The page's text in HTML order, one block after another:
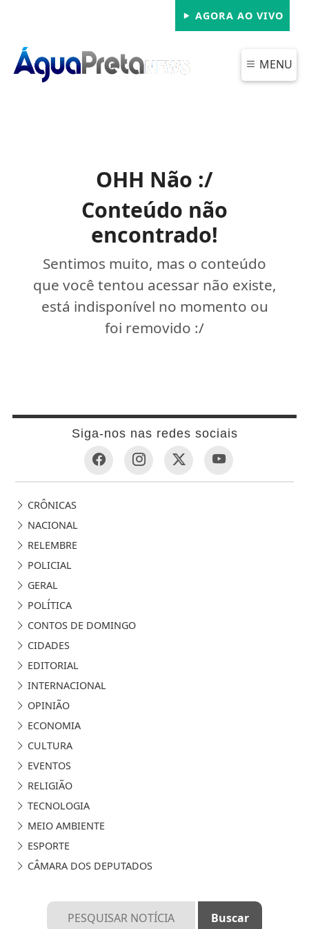
AGORA AO VIVO
MENU
OHH Não :/
Conteúdo não
encontrado!
Sentimos muito, mas o conteúdo
que você tentou acessar não existe,
está indisponível no momento ou
foi removido :/
Siga-nos nas redes sociais
CRÔNICAS
NACIONAL
RELEMBRE
POLICIAL
GERAL
POLÍTICA
CONTOS DE DOMINGO
CIDADES
EDITORIAL
INTERNACIONAL
OPINIÃO
ECONOMIA
CULTURA
EVENTOS
RELIGIÃO
TECNOLOGIA
MEIO AMBIENTE
ESPORTE
CÂMARA DOS DEPUTADOS